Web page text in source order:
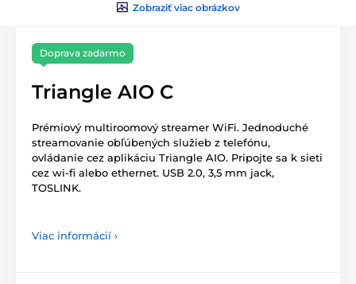
Zobraziť viac obrázkov
Doprava zadarmo
Triangle AIO C
Prémiový multiroomový streamer WiFi. Jednoduché
streamovanie obľúbených služieb z telefónu,
ovládanie cez aplikáciu Triangle AIO. Pripojte sa k sieti
cez wi-fi alebo ethernet. USB 2.0, 3,5 mm jack,
TOSLINK.
Viac informácií ›